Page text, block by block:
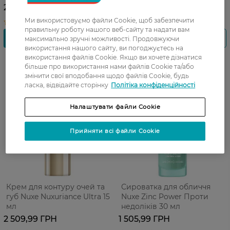
2 593,99 ГРН
Крем для контуру очей та
губ Nuxe Nuxuriance Ultra 15
мл
2 509,99 ГРН
Сироватка для обличчя
Nuxe Zinc Power Проти
недоліків 30 мл
1 505,99 ГРН
Ми використовуємо файли Cookie, щоб забезпечити
правильну роботу нашого веб-сайту та надати вам
максимально зручні можливості. Продовжуючи
використання нашого сайту, ви погоджуєтесь на
використання файлів Cookie. Якщо ви хочете дізнатися
більше про використання нами файлів Cookie та/або
змінити свої вподобання щодо файлів Cookie, будь
ласка, відвідайте сторінку Політіка конфіденційності
Налаштувати файли Cookie
Прийняти всі файли Cookie